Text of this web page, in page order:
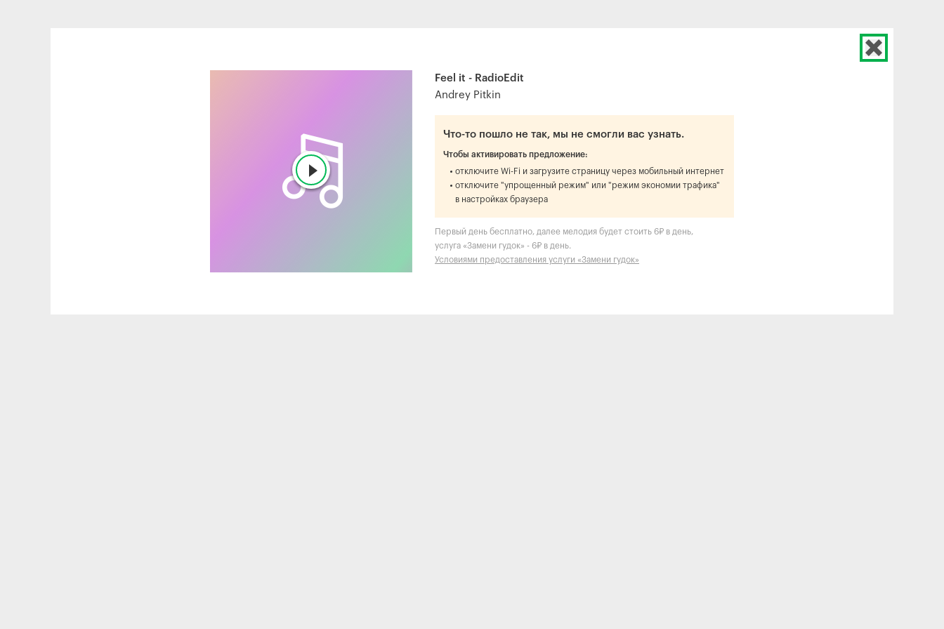
Feel it - RadioEdit
Andrey Pitkin
Что-то пошло не так, мы не смогли вас узнать.
Чтобы активировать предложение:
отключите Wi-Fi и загрузите страницу через мобильный интернет
отключите "упрощенный режим" или "режим экономии трафика"
в настройках браузера
Первый день бесплатно, далее мелодия будет стоить 6₽ в день,
услуга «Замени гудок» - 6₽ в день.
Условиями предоставления услуги «Замени гудок»